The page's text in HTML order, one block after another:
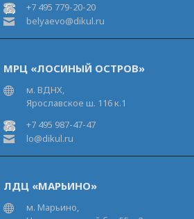
+7 495 779-20-20
belyaevo@dikul.ru
МРЦ «ЛОСИНЫЙ ОСТРОВ»
м. ВДНХ,
Ярославское ш. 116 к.1
+7 495 987-47-47
lo@dikul.ru
ЛДЦ «МАРЬИНО»
м. Марьино,